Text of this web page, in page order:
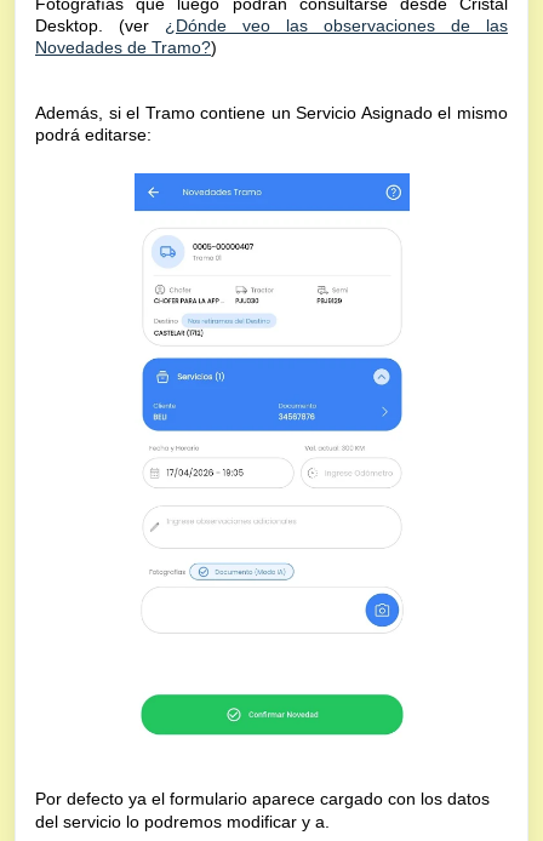
Desktop. (ver ¿Dónde veo las observaciones de las
Novedades de Tramo?)
Además, si el Tramo contiene un Servicio Asignado el mismo
podrá editarse:
Por defecto ya el formulario aparece cargado con los datos
del servicio lo podremos modificar y a.